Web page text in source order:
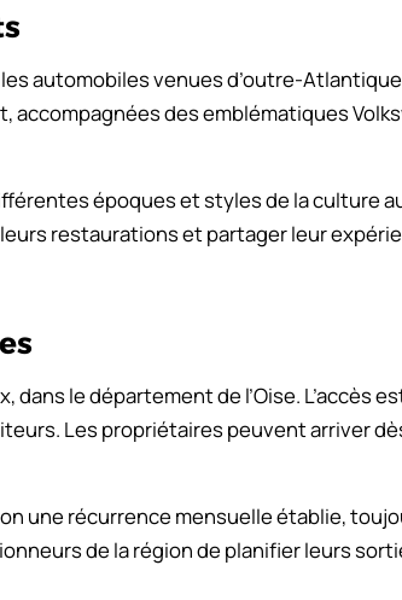
automobiles venues d’outre-
des emblématiques
époques et styles de la culture
restaurations et partager leur
dans le département de l’Oise. L’accès
Les propriétaires peuvent arriver
une récurrence mensuelle établie,
de la région de planifier leurs